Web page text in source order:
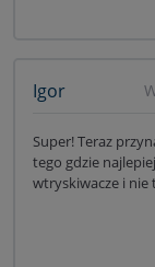
Igor
Super! Teraz
tego gdzie
wtryskiwacze i nie